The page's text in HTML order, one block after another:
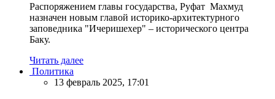
Распоряжением главы государства, Руфат Махмуд
назначен новым главой историко-архитектурного
заповедника "Ичеришехер" – исторического центра
Баку.
Читать далее
Политика
13 февраль 2025, 17:01